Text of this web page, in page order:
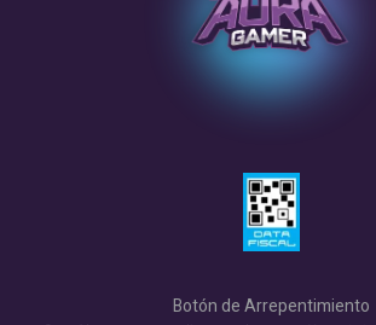
Botón de Arrepentimiento